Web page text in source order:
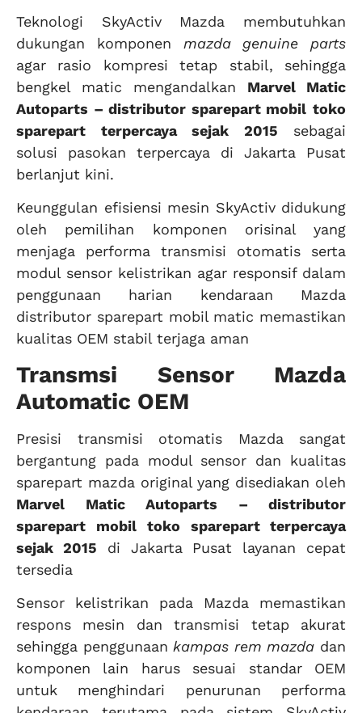
Teknologi SkyActiv Mazda membutuhkan
dukungan komponen mazda genuine parts
agar rasio kompresi tetap stabil, sehingga
bengkel matic mengandalkan Marvel Matic
Autoparts – distributor sparepart mobil toko
sparepart terpercaya sejak 2015 sebagai
solusi pasokan terpercaya di Jakarta Pusat
berlanjut kini.
Keunggulan efisiensi mesin SkyActiv didukung
oleh pemilihan komponen orisinal yang
menjaga performa transmisi otomatis serta
modul sensor kelistrikan agar responsif dalam
penggunaan harian kendaraan Mazda
distributor sparepart mobil matic memastikan
kualitas OEM stabil terjaga aman
Transmsi Sensor Mazda
Automatic OEM
Presisi transmisi otomatis Mazda sangat
bergantung pada modul sensor dan kualitas
sparepart mazda original yang disediakan oleh
Marvel Matic Autoparts – distributor
sparepart mobil
toko sparepart terpercaya
sejak 2015 di Jakarta Pusat layanan cepat
tersedia
Sensor kelistrikan pada Mazda memastikan
respons mesin dan transmisi tetap akurat
sehingga penggunaan kampas rem mazda dan
komponen lain harus sesuai standar OEM
untuk menghindari penurunan performa